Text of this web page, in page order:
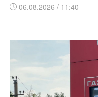
06.08.2026 / 11:40